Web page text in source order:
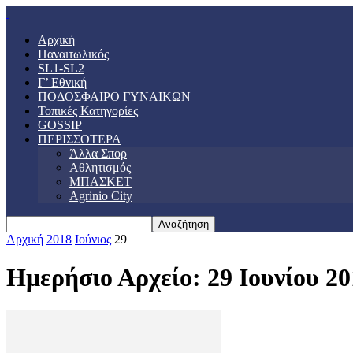
Αρχική
Παναιτωλικός
SL1-SL2
Γ’ Εθνική
ΠΟΔΟΣΦΑΙΡΟ ΓΥΝΑΙΚΩΝ
Τοπικές Κατηγορίες
GOSSIP
ΠΕΡΙΣΣΟΤΕΡΑ
Άλλα Σπορ
Αθλητισμός
ΜΠΑΣΚΕΤ
Agrinio City
Αρχική 2018 Ιούνιος 29
Ημερήσιο Αρχείο: 29 Ιουνίου